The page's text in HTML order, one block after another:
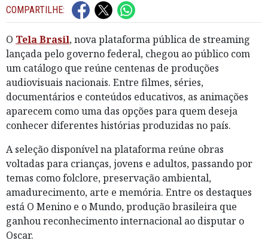
COMPARTILHE:
O Tela Brasil, nova plataforma pública de streaming
lançada pelo governo federal, chegou ao público com
um catálogo que reúne centenas de produções
audiovisuais nacionais. Entre filmes, séries,
documentários e conteúdos educativos, as animações
aparecem como uma das opções para quem deseja
conhecer diferentes histórias produzidas no país.
A seleção disponível na plataforma reúne obras
voltadas para crianças, jovens e adultos, passando por
temas como folclore, preservação ambiental,
amadurecimento, arte e memória. Entre os destaques
está O Menino e o Mundo, produção brasileira que
ganhou reconhecimento internacional ao disputar o
Oscar.